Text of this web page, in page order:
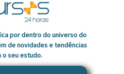
por dentro do universo do
de novidades e tendências
o seu estudo.